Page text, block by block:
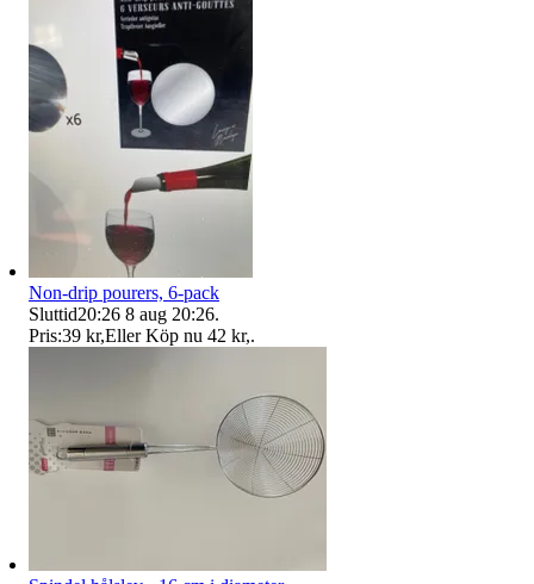
Non-drip pourers, 6-pack
Sluttid20:26 8 aug 20:26.
Pris:39 kr,Eller Köp nu 42 kr,.